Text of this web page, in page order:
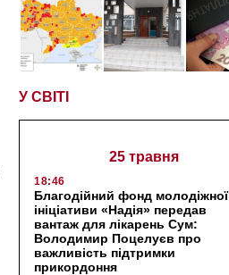
У СВІТІ
25 травня
18:46
Благодійний фонд молодіжної
ініціативи «Надія» передав
вантаж для лікарень Сум:
Володимир Поцелуєв про
важливість підтримки
прикордоння